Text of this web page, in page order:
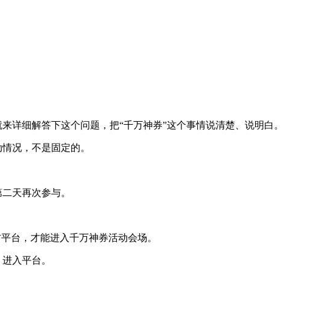
细解答下这个问题，把“千万神券”这个事情说清楚、说明白。
况，不是固定的。
天再次参与。
台，才能进入千万神券活动会场。
入平台。